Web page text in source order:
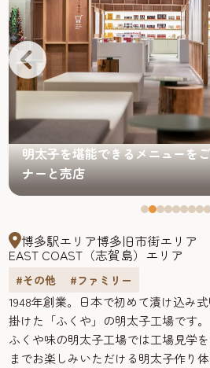
明太子を堪能できるメニューを
ナーと売店
博多駅エリア博多旧市街エリア
EAST COAST（志賀島）エリア
#その他 #ファミリー
1948年創業。日本で初めて漬け込み
掛けた「ふくや」の明太子工場です。
ふくや味の明太子工場では工場見学
までお楽しみいただける明太子作り体